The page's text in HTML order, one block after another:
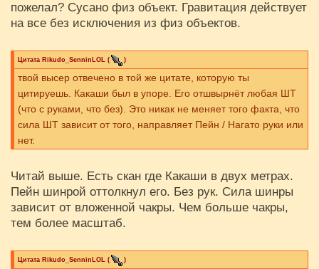
пожелал? Сусано физ объект. Гравитация действует
на все без исключения из физ объектов.
Цитата Rikudo_SenninLOL ( )
твой высер отвечено в той же цитате, которую ты
цитируешь. Какаши был в упоре. Его отшвырнёт любая ШТ
(что с руками, что без). Это никак не меняет того факта, что
сила ШТ зависит от того, направляет Пейн / Нагато руки или
нет.
Читай выше. Есть скан где Какаши в двух метрах.
Пейн шинрой оттолкнул его. Без рук. Сила шинры
зависит от вложенной чакры. Чем больше чакры,
тем более масштаб.
Цитата Rikudo_SenninLOL ( )